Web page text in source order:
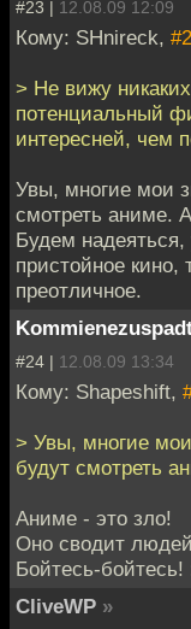
#23 | 12.08.09 12:09
Кому: SHnireck,
> Не вижу
потенциальный
интересней, чем
Увы, многие мои
смотреть аниме.
Будем надеяться,
пристойное кино,
преотличное.
#24 | 12.08.09 13:34
Кому: Shapeshift,
> Увы, многие
будут смотреть
Аниме - это зло!
Оно сводит
Бойтесь-бойтесь!
CliveWP »